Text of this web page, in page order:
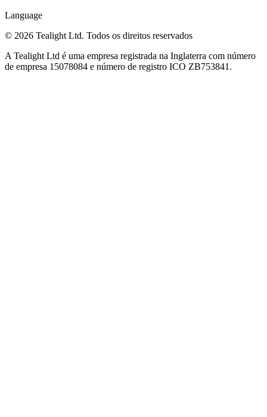
Language
© 2026 Tealight Ltd. Todos os direitos reservados
A Tealight Ltd é uma empresa registrada na Inglaterra com número
de empresa 15078084 e número de registro ICO ZB753841.